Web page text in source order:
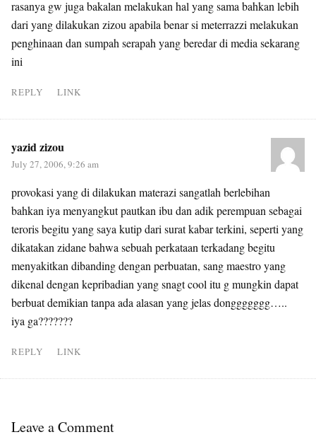
rasanya gw juga bakalan melakukan hal yang sama bahkan lebih
dari yang dilakukan zizou apabila benar si meterrazzi melakukan
penghinaan dan sumpah serapah yang beredar di media sekarang
ini
REPLY LINK
yazid zizou
July 27, 2006, 9:26 am
provokasi yang di dilakukan materazi sangatlah berlebihan
bahkan iya menyangkut pautkan ibu dan adik perempuan sebagai
teroris begitu yang saya kutip dari surat kabar terkini, seperti yang
dikatakan zidane bahwa sebuah perkataan terkadang begitu
menyakitkan dibanding dengan perbuatan, sang maestro yang
dikenal dengan kepribadian yang snagt cool itu g mungkin dapat
berbuat demikian tanpa ada alasan yang jelas donggggggg…..
iya ga???????
REPLY LINK
Leave a Comment